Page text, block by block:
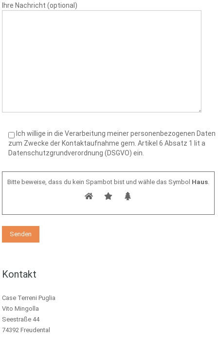
Ihre Nachricht (optional)
Ich willige in die Verarbeitung meiner personenbezogenen Daten
zum Zwecke der Kontaktaufnahme gem. Artikel 6 Absatz 1 lit a
Datenschutzgrundverordnung (DSGVO) ein.
Bitte beweise, dass du kein Spambot bist und wähle das Symbol Haus.
Kontakt
Case Terreni Puglia
Vito Mingolla
Seestraße 44
74392 Freudental